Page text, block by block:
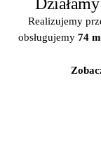
Realizujemy
obsługujemy 74